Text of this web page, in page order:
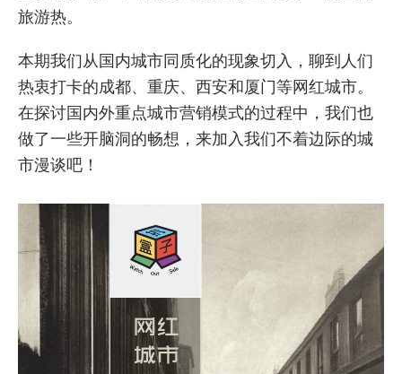
旅游热。
本期我们从国内城市同质化的现象切入，聊到人们
热衷打卡的成都、重庆、西安和厦门等网红城市。
在探讨国内外重点城市营销模式的过程中，我们也
做了一些开脑洞的畅想，来加入我们不着边际的城
市漫谈吧！